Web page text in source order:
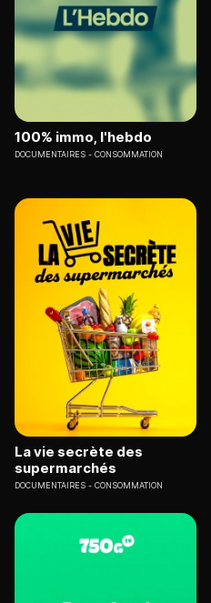
100% immo, l'hebdo
DOCUMENTAIRES CONSOMMATION
La vie secrète des
supermarchés
DOCUMENTAIRES CONSOMMATION